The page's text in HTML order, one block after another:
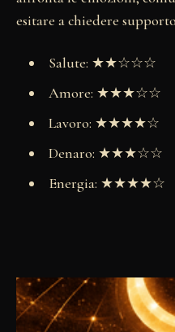
esitare a chiedere
Salute: ★★☆☆☆
Amore: ★★★☆☆
Lavoro: ★★★★☆
Denaro: ★★★☆☆
Energia: ★★★★☆